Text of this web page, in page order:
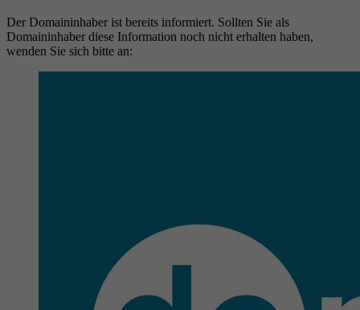
Der Domaininhaber ist bereits informiert. Sollten Sie als
Domaininhaber diese Information noch nicht erhalten haben,
wenden Sie sich bitte an: